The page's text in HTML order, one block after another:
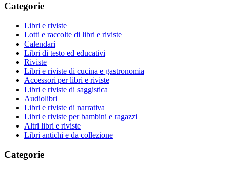
Categorie
Libri e riviste
Lotti e raccolte di libri e riviste
Calendari
Libri di testo ed educativi
Riviste
Libri e riviste di cucina e gastronomia
Accessori per libri e riviste
Libri e riviste di saggistica
Audiolibri
Libri e riviste di narrativa
Libri e riviste per bambini e ragazzi
Altri libri e riviste
Libri antichi e da collezione
Categorie